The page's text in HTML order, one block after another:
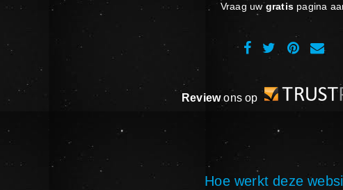
Vraag uwgratispagina
Reviewons op
Hoe werkt deze